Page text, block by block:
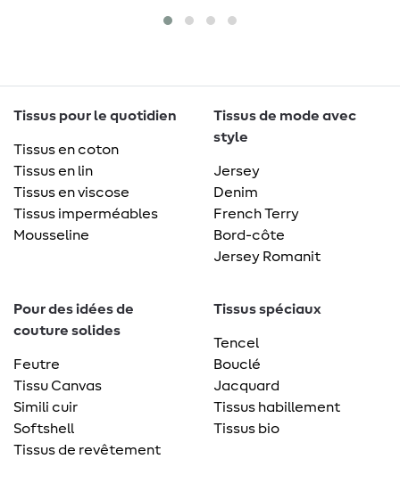
Tissus pour le quotidien
Tissus en coton
Tissus en lin
Tissus en viscose
Tissus imperméables
Mousseline
Tissus de mode avec
style
Jersey
Denim
French Terry
Bord-côte
Jersey Romanit
Pour des idées de
couture solides
Feutre
Tissu Canvas
Simili cuir
Softshell
Tissus de revêtement
Tissus spéciaux
Tencel
Bouclé
Jacquard
Tissus habillement
Tissus bio